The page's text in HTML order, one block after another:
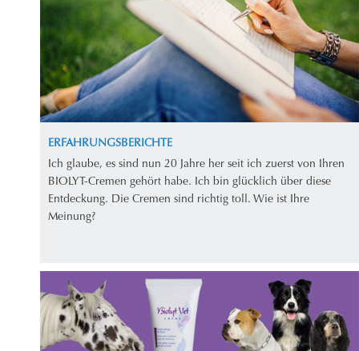
ERFAHRUNGSBERICHTE
Ich glaube, es sind nun 20 Jahre her seit ich zuerst von Ihren
BIOLYT-Cremen gehört habe. Ich bin glücklich über diese
Entdeckung. Die Cremen sind richtig toll. Wie ist Ihre
Meinung?